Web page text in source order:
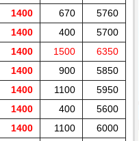
1400 670
5760
1400 400
5700
1400 1500
6350
1400 900
5850
1400 1100
5950
1400 400
5600
1400 1100
6000